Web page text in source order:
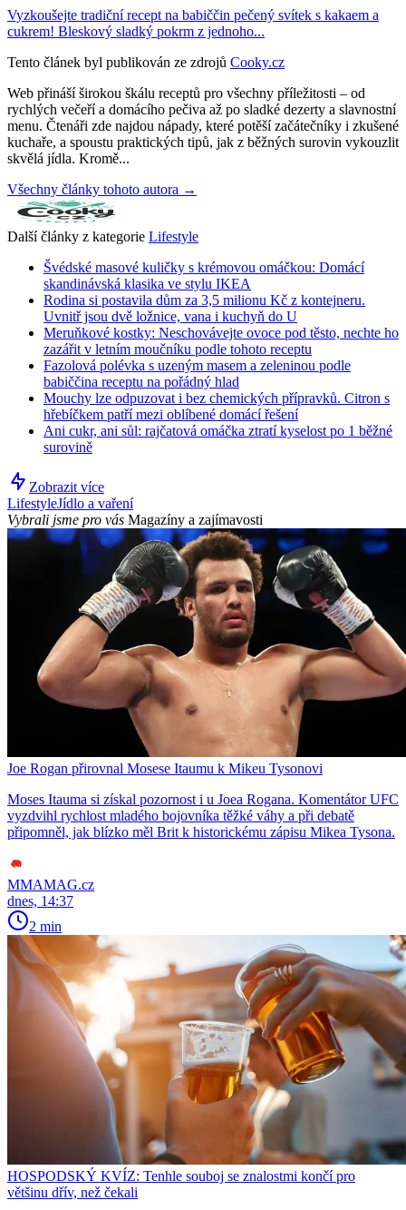
Vyzkoušejte tradiční recept na babiččin pečený svítek s kakaem a
cukrem! Bleskový sladký pokrm z jednoho...
Tento článek byl publikován ze zdrojů Cooky.cz
Web přináší širokou škálu receptů pro všechny příležitosti – od
rychlých večeří a domácího pečiva až po sladké dezerty a slavnostní
menu. Čtenáři zde najdou nápady, které potěší začátečníky i zkušené
kuchaře, a spoustu praktických tipů, jak z běžných surovin vykouzlit
skvělá jídla. Kromě...
Všechny články tohoto autora →
Další články z kategorie Lifestyle
Švédské masové kuličky s krémovou omáčkou: Domácí
skandinávská klasika ve stylu IKEA
Rodina si postavila dům za 3,5 milionu Kč z kontejneru.
Uvnitř jsou dvě ložnice, vana i kuchyň do U
Meruňkové kostky: Neschovávejte ovoce pod těsto, nechte ho
zazářit v letním moučníku podle tohoto receptu
Fazolová polévka s uzeným masem a zeleninou podle
babiččina receptu na pořádný hlad
Mouchy lze odpuzovat i bez chemických přípravků. Citron s
hřebíčkem patří mezi oblíbené domácí řešení
Ani cukr, ani sůl: rajčatová omáčka ztratí kyselost po 1 běžné
surovině
Zobrazit více
LifestyleJídlo a vaření
Vybrali jsme pro vás Magazíny a zajímavosti
Joe Rogan přirovnal Mosese Itaumu k Mikeu Tysonovi
Moses Itauma si získal pozornost i u Joea Rogana. Komentátor UFC
vyzdvihl rychlost mladého bojovníka těžké váhy a při debatě
připomněl, jak blízko měl Brit k historickému zápisu Mikea Tysona.
MMAMAG.cz
dnes, 14:37
2 min
HOSPODSKÝ KVÍZ: Tenhle souboj se znalostmi končí pro
většinu dřív, než čekali